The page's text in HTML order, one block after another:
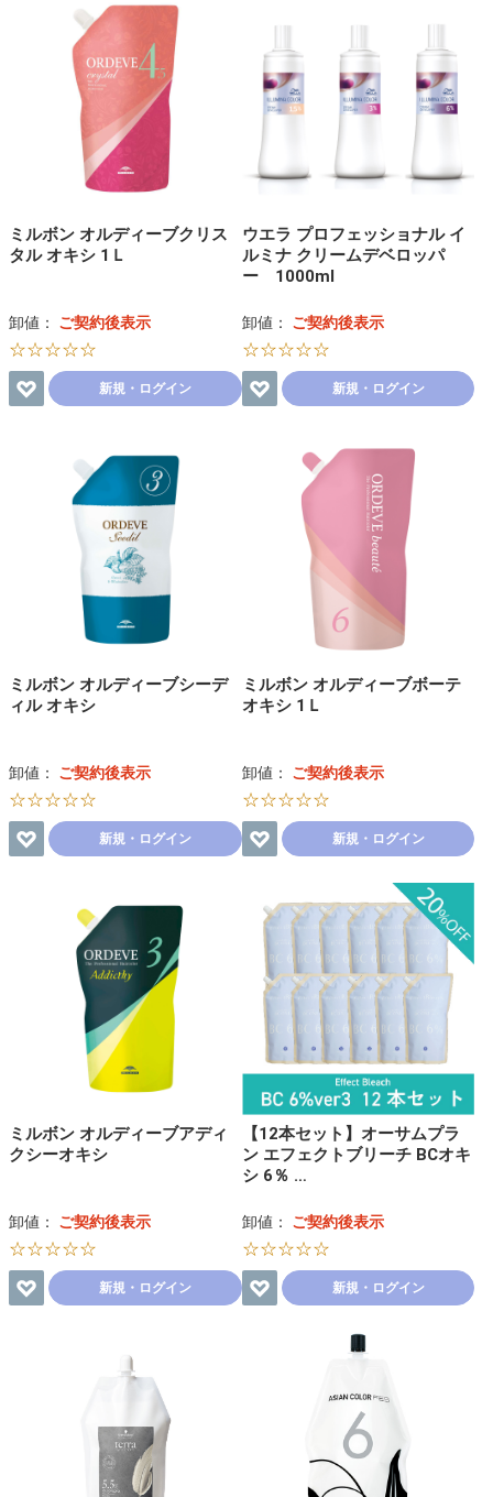
ミルボン オルディーブクリス
タル オキシ 1Ｌ
卸値： ご契約後表示
☆☆☆☆☆
新規・ログイン
ウエラ プロフェッショナル イ
ルミナ クリームデベロッパ
ー 1000ml
卸値： ご契約後表示
☆☆☆☆☆
新規・ログイン
ミルボン オルディーブシーデ
ィル オキシ
卸値： ご契約後表示
☆☆☆☆☆
新規・ログイン
ミルボン オルディーブボーテ
オキシ 1Ｌ
卸値： ご契約後表示
☆☆☆☆☆
新規・ログイン
ミルボン オルディーブアディ
クシーオキシ
卸値： ご契約後表示
☆☆☆☆☆
新規・ログイン
【12本セット】オーサムプラ
ン エフェクトブリーチ BCオキ
シ 6％ …
卸値： ご契約後表示
☆☆☆☆☆
新規・ログイン